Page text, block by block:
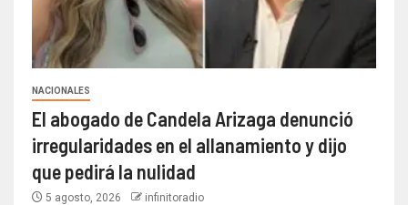
NACIONALES
El abogado de Candela Arizaga denunció
irregularidades en el allanamiento y dijo
que pedirá la nulidad
5 agosto, 2026 infinitoradio